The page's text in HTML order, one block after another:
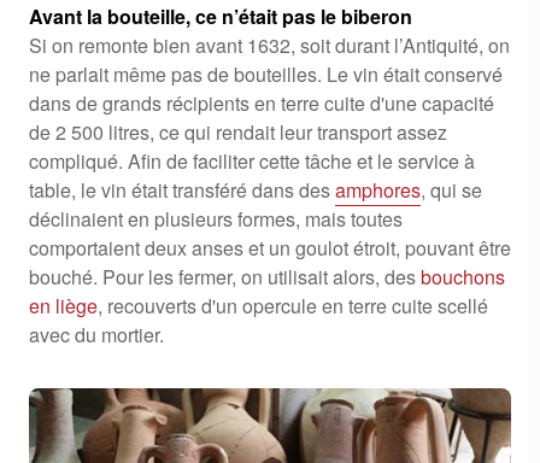
Avant la bouteille, ce n’était pas le biberon
Si on remonte bien avant 1632, soit durant l’Antiquité, on
ne parlait même pas de bouteilles. Le vin était conservé
dans de grands récipients en terre cuite d'une capacité
de 2 500 litres, ce qui rendait leur transport assez
compliqué. Afin de faciliter cette tâche et le service à
table, le vin était transféré dans desamphores, qui se
déclinaient en plusieurs formes, mais toutes
comportaient deux anses et un goulot étroit, pouvant être
bouché. Pour les fermer, on utilisait alors, desbouchons
en liège, recouverts d'un opercule en terre cuite scellé
avec du mortier.